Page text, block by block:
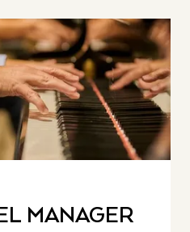
MANAGER